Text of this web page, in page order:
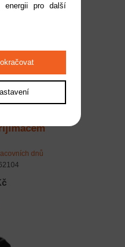
dnů
energii pro další